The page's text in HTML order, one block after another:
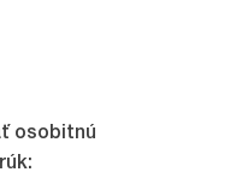
osobitnú